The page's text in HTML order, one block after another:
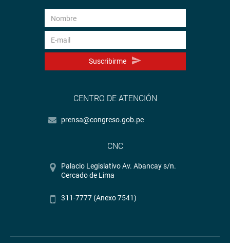
Suscribirme
CENTRO DE ATENCIÓN
prensa@congreso.gob.pe
CNC
Palacio Legislativo Av. Abancay s/n.
Cercado de Lima
311-7777 (Anexo 7541)